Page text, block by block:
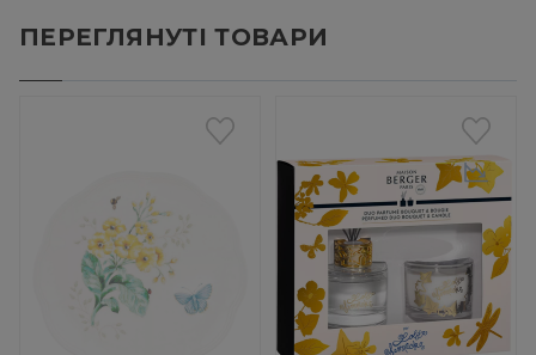
ПЕРЕГЛЯНУТІ ТОВАРИ